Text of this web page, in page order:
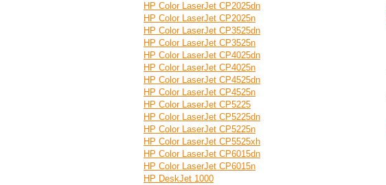
HP Color LaserJet CP2025dn
HP Color LaserJet CP2025n
HP Color LaserJet CP3525dn
HP Color LaserJet CP3525n
HP Color LaserJet CP4025dn
HP Color LaserJet CP4025n
HP Color LaserJet CP4525dn
HP Color LaserJet CP4525n
HP Color LaserJet CP5225
HP Color LaserJet CP5225dn
HP Color LaserJet CP5225n
HP Color LaserJet CP5525xh
HP Color LaserJet CP6015dn
HP Color LaserJet CP6015n
HP DeskJet 1000